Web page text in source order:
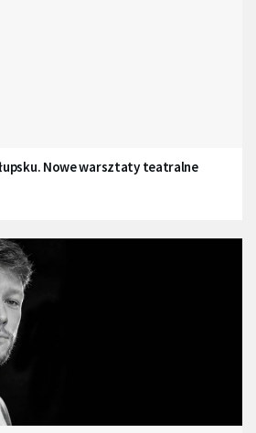
Nowe warsztaty teatralne